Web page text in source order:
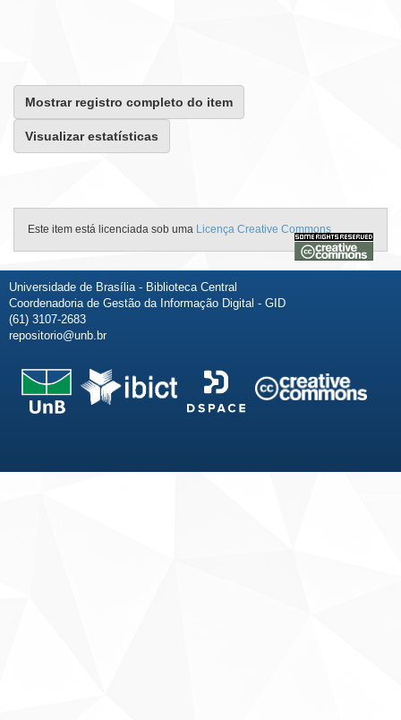
Mostrar registro completo do item
Visualizar estatísticas
Este item está licenciada sob uma Licença Creative Commons
Universidade de Brasília - Biblioteca Central
Coordenadoria de Gestão da Informação Digital - GID
(61) 3107-2683
repositorio@unb.br